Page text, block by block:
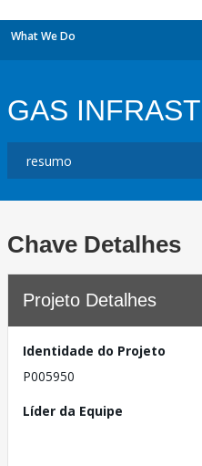
What We Do
GAS
Chave Detalhes
Projeto Detalhes
Identidade do Projeto
P005950
Líder da Equipe